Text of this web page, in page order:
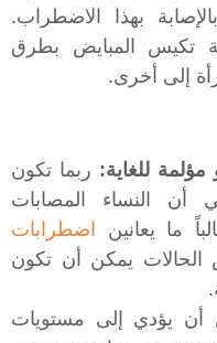
بهذا الاضطراب.
تكيس المبايض بطرق
إلى أخرى.
للغاية: ربما تكون
أن النساء المصابات
ما يعانين اضطرابات
يمكن أن تكون
أن يؤدي إلى مستويات